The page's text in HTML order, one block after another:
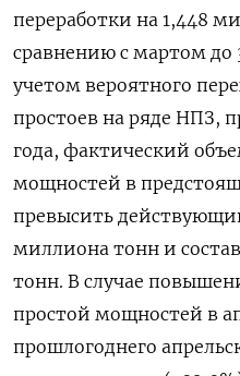
переработки на 1,448
сравнению с мартом до
учетом вероятного
простоев на ряде НПЗ,
года, фактический
мощностей в
превысить
миллиона тонн и
тонн. В случае
простой мощностей в
прошлогоднего